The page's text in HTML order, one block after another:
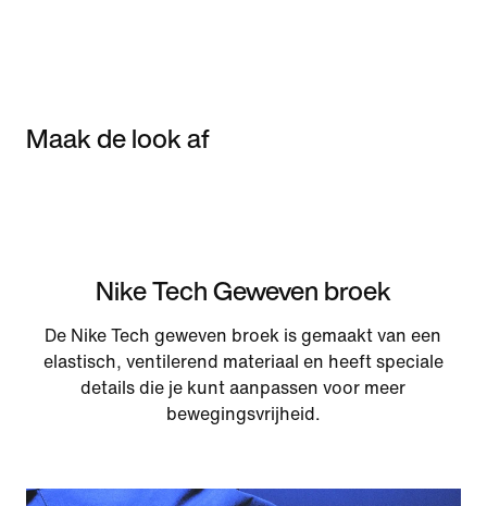
Maak de look af
Nike Tech Geweven broek
De Nike Tech geweven broek is gemaakt van een
elastisch, ventilerend materiaal en heeft speciale
details die je kunt aanpassen voor meer
bewegingsvrijheid.